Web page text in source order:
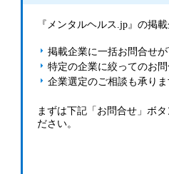
『メンタルヘルス.jp』の掲
掲載企業に一括お問合せ
特定の企業に絞ってのお
企業選定のご相談も承り
まずは下記「お問合せ」ボ
ださい。